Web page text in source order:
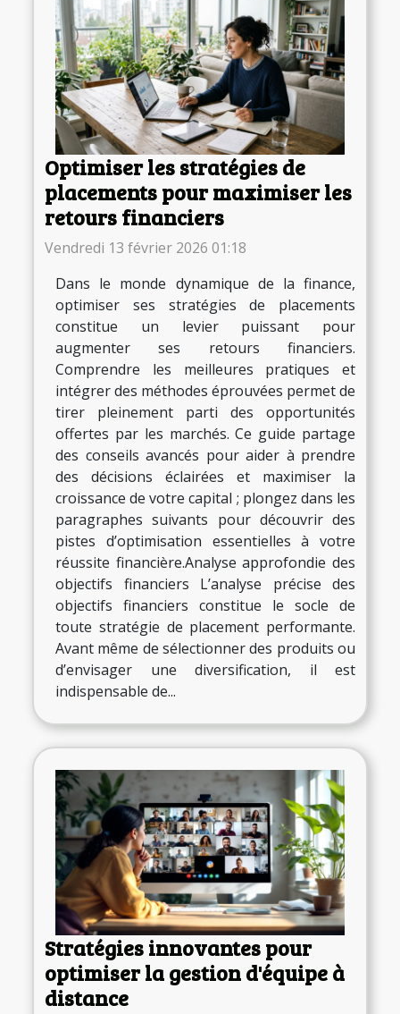
Optimiser les stratégies de
placements pour maximiser les
retours financiers
Vendredi 13 février 2026 01:18
Dans le monde dynamique de la finance,
optimiser ses stratégies de placements
constitue un levier puissant pour
augmenter ses retours financiers.
Comprendre les meilleures pratiques et
intégrer des méthodes éprouvées permet de
tirer pleinement parti des opportunités
offertes par les marchés. Ce guide partage
des conseils avancés pour aider à prendre
des décisions éclairées et maximiser la
croissance de votre capital ; plongez dans les
paragraphes suivants pour découvrir des
pistes d’optimisation essentielles à votre
réussite financière.Analyse approfondie des
objectifs financiers L’analyse précise des
objectifs financiers constitue le socle de
toute stratégie de placement performante.
Avant même de sélectionner des produits ou
d’envisager une diversification, il est
indispensable de...
Stratégies innovantes pour
optimiser la gestion d'équipe à
distance